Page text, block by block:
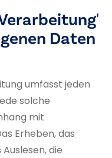
Daten
umfasst jeden
solche
mit
Erheben, das
die